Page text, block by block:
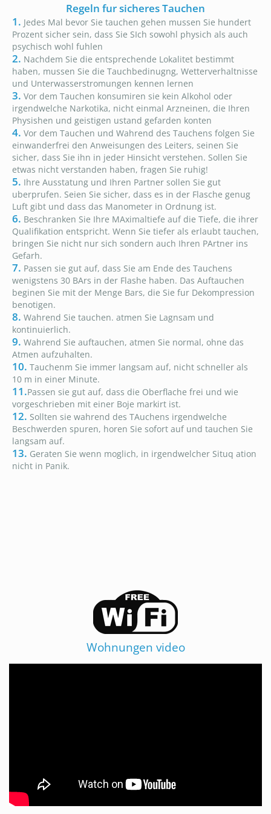
Regeln fur sicheres Tauchen
1. Jedes Mal bevor Sie tauchen gehen mussen Sie hundert
Prozent sicher sein, dass Sie SIch sowohl physich als auch
psychisch wohl fuhlen
2. Nachdem Sie die entsprechende Lokalitet bestimmt
haben, mussen Sie die Tauchbedinugng, Wetterverhaltnisse
und Unterwasserstromungen kennen lernen
3. Vor dem Tauchen konsumiren sie kein Alkohol oder
irgendwelche Narkotika, nicht einmal Arzneinen, die Ihren
Physishen und geistigen ustand gefarden konten
4. Vor dem Tauchen und Wahrend des Tauchens folgen Sie
einwanderfrei den Anweisungen des Leiters, seinen Sie
sicher, dass Sie ihn in jeder Hinsicht verstehen. Sollen Sie
etwas nicht verstanden haben, fragen Sie ruhig!
5. Ihre Ausstatung und Ihren Partner sollen Sie gut
uberprufen. Seien Sie sicher, dass es in der Flasche genug
Luft gibt und dass das Manometer in Ordnung ist.
6. Beschranken Sie Ihre MAximaltiefe auf die Tiefe, die ihrer
Qualifikation entspricht. Wenn Sie tiefer als erlaubt tauchen,
bringen Sie nicht nur sich sondern auch Ihren PArtner ins
Gefarh.
7. Passen sie gut auf, dass Sie am Ende des Tauchens
wenigstens 30 BArs in der Flashe haben. Das Auftauchen
beginen Sie mit der Menge Bars, die Sie fur Dekompression
benotigen.
8. Wahrend Sie tauchen. atmen Sie Lagnsam und
kontinuierlich.
9. Wahrend Sie auftauchen, atmen Sie normal, ohne das
Atmen aufzuhalten.
10. Tauchenm Sie immer langsam auf, nicht schneller als
10 m in einer Minute.
11.Passen sie gut auf, dass die Oberflache frei und wie
vorgeschrieben mit einer Boje markirt ist.
12. Sollten sie wahrend des TAuchens irgendwelche
Beschwerden spuren, horen Sie sofort auf und tauchen Sie
langsam auf.
13. Geraten Sie wenn moglich, in irgendwelcher Situq ation
nicht in Panik.
Wohnungen video